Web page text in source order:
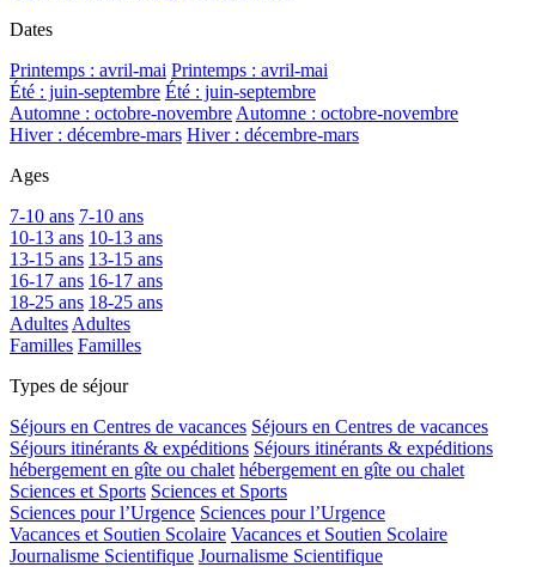
Dates
Printemps : avril-mai Printemps : avril-mai
Été : juin-septembre Été : juin-septembre
Automne : octobre-novembre Automne : octobre-novembre
Hiver : décembre-mars Hiver : décembre-mars
Ages
7-10 ans 7-10 ans
10-13 ans 10-13 ans
13-15 ans 13-15 ans
16-17 ans 16-17 ans
18-25 ans 18-25 ans
Adultes Adultes
Familles Familles
Types de séjour
Séjours en Centres de vacances Séjours en Centres de vacances
Séjours itinérants & expéditions Séjours itinérants & expéditions
hébergement en gîte ou chalet hébergement en gîte ou chalet
Sciences et Sports Sciences et Sports
Sciences pour l’Urgence Sciences pour l’Urgence
Vacances et Soutien Scolaire Vacances et Soutien Scolaire
Journalisme Scientifique Journalisme Scientifique